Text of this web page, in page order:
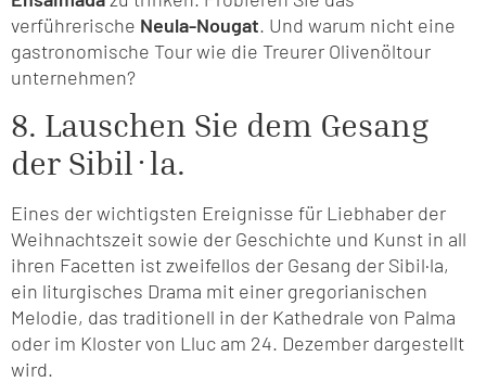
verführerische Neula-Nougat. Und warum nicht eine
gastronomische Tour wie die Treurer Olivenöltour
unternehmen?
8. Lauschen Sie dem Gesang
der Sibil·la.
Eines der wichtigsten Ereignisse für Liebhaber der
Weihnachtszeit sowie der Geschichte und Kunst in all
ihren Facetten ist zweifellos der Gesang der Sibil·la,
ein liturgisches Drama mit einer gregorianischen
Melodie, das traditionell in der Kathedrale von Palma
oder im Kloster von Lluc am 24. Dezember dargestellt
wird.